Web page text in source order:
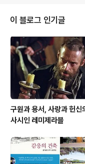
0-60)을 언급하고 있다. 창작
서 펴낸 지하련전집(서정자 편
는 잡지에 실린 일기라는 글도
이 블로그 인기글
구원과 용서, 사랑과 헌신
사시인 레미제라블